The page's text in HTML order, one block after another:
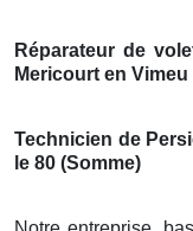
Réparateur de
Mericourt en
Technicien de
le 80 (Somme)